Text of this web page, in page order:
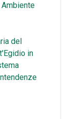
Ambiente
del
in